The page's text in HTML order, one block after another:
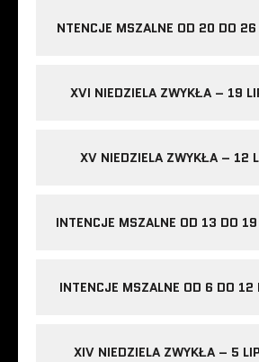
NTENCJE MSZALNE OD 20 DO
XVI NIEDZIELA ZWYKŁA – 19
XV NIEDZIELA ZWYKŁA – 12
INTENCJE MSZALNE OD 13 DO
INTENCJE MSZALNE OD 6 DO
XIV NIEDZIELA ZWYKŁA – 5